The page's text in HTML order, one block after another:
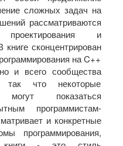
сложных задач на
рассматриваются
и
сконцентрирован
на C++
и всего сообщества
так что некоторые
показаться
программистам-
и конкретные
программирования,